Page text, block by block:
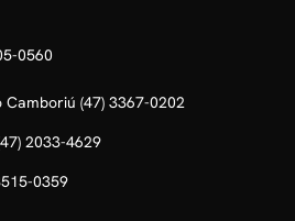
0560
(47) 3367-0202
2033-4629
0359